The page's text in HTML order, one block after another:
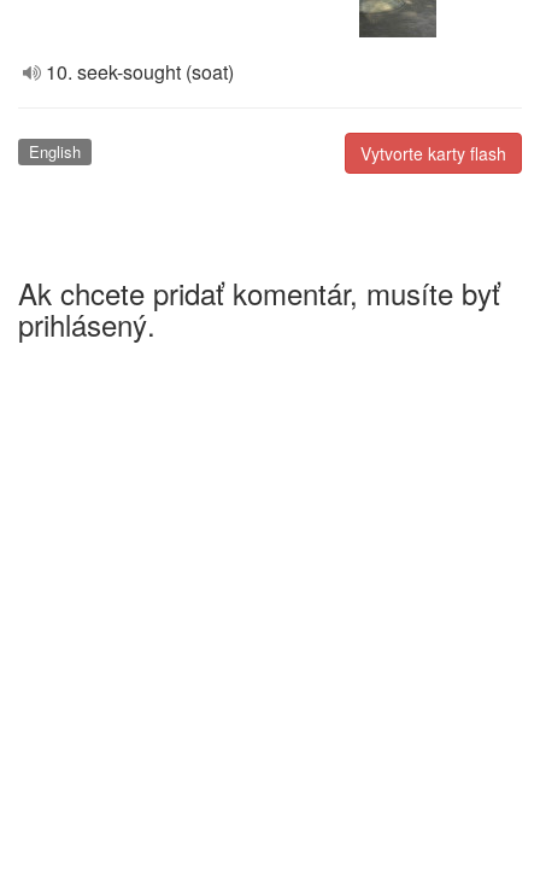
10. seek-sought (soat)
Vytvorte karty flash
English
Ak chcete pridať komentár, musíte byť
prihlásený.